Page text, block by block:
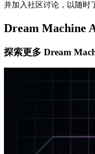
并加入社区讨论，以随时
Dream Machine
探索更多 Dream